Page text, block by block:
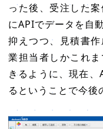
った後、受注した
にAPIでデータを自
抑えつつ、見積書
業担当者しかこれ
きるように、現在
るということで今後